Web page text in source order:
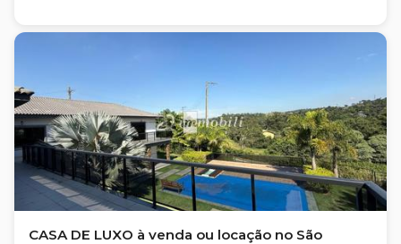
CASA DE LUXO à venda ou locação no São